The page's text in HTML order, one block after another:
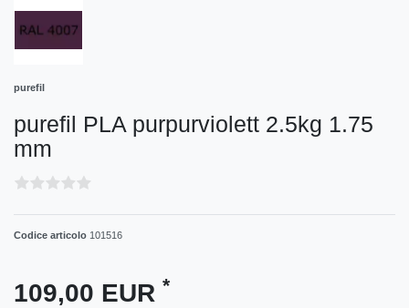
purefil
purefil PLA purpurviolett 2.5kg 1.75
mm
Codice articolo 101516
109,00 EUR *